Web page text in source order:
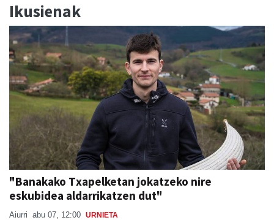
Ikusienak
"Banakako Txapelketan jokatzeko nire
eskubidea aldarrikatzen dut"
Aiurri abu 07, 12:00 URNIETA